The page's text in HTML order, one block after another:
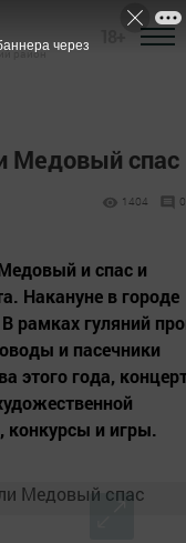
район
Медовый спас
1404 0
и спас и
Накануне в городе
рамках гуляний
и пасечники
этого года,
конкурсы и игры.
через